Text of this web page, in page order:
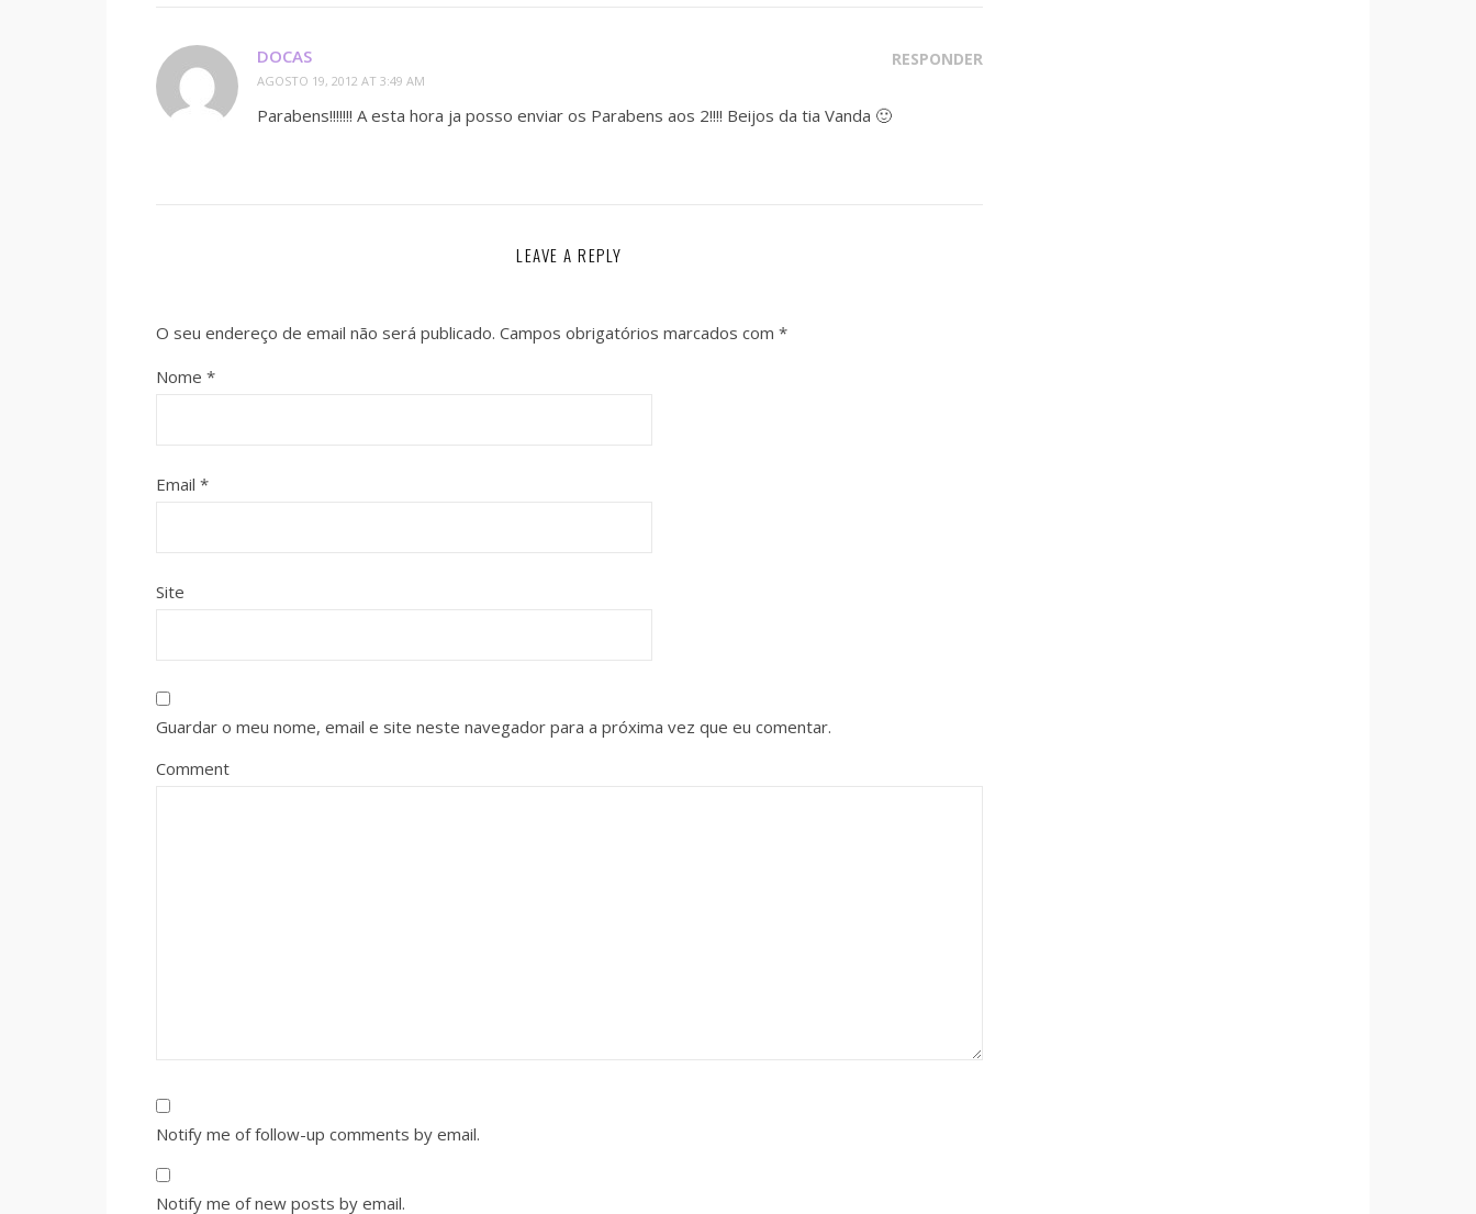
DOCAS
AGOSTO 19, 2012 AT 3:49 AM
RESPONDER
Parabens!!!!!!! A esta hora ja posso enviar os Parabens aos 2!!!! Beijos da tia Vanda 🙂
LEAVE A REPLY
O seu endereço de email não será publicado. Campos obrigatórios marcados com *
Nome *
Email *
Site
Guardar o meu nome, email e site neste navegador para a próxima vez que eu comentar.
Comment
Notify me of follow-up comments by email.
Notify me of new posts by email.